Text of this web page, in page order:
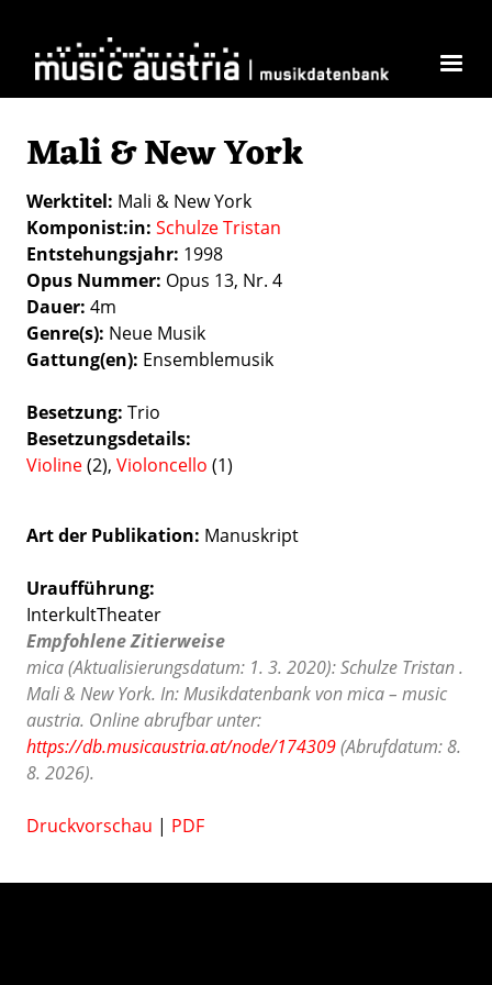
Mali & New York
Werktitel Mali & New York
Komponist:in Schulze Tristan
Entstehungsjahr 1998
Opus Nummer Opus 13, Nr. 4
Dauer 4m
Genre(s) Neue Musik
Gattung(en) Ensemblemusik
Besetzung Trio
Besetzungsdetails
Violine(2), Violoncello (1)
Art der Publikation Manuskript
Uraufführung:
InterkultTheater
Empfohlene Zitierweise
mica (Aktualisierungsdatum: 1. 3. 2020): Schulze Tristan .
Mali & New York. In: Musikdatenbank von mica – music
austria. Online abrufbar unter:
https://db.musicaustria.at/node/174309(Abrufdatum: 8.
8. 2026).
Druckvorschau | PDF